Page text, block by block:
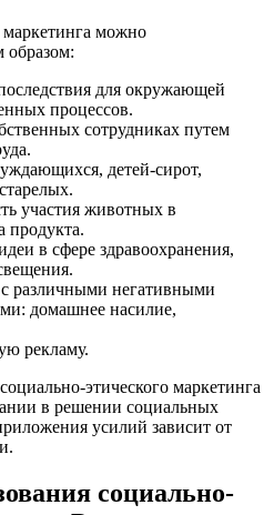
маркетинга можно
образом:
для окружающей
процессов.
сотрудниках путем
детей-сирот,
участия животных в
продукта.
в сфере здравоохранения,
различными негативными
домашнее насилие,
рекламу.
этического маркетинга
в решении социальных
усилий зависит от
социально-